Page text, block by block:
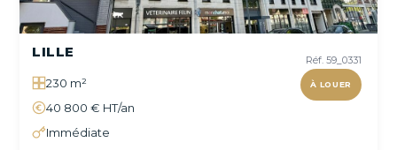
Réf. 59_0331
À LOUER
LILLE
230 m²
40 800 € HT/an
Immédiate